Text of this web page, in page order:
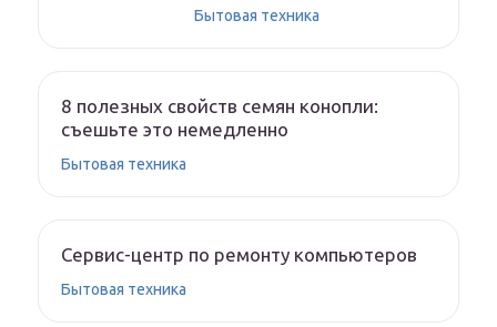
Бытовая техника
8 полезных свойств семян конопли:
съешьте это немедленно
Бытовая техника
Сервис-центр по ремонту компьютеров
Бытовая техника